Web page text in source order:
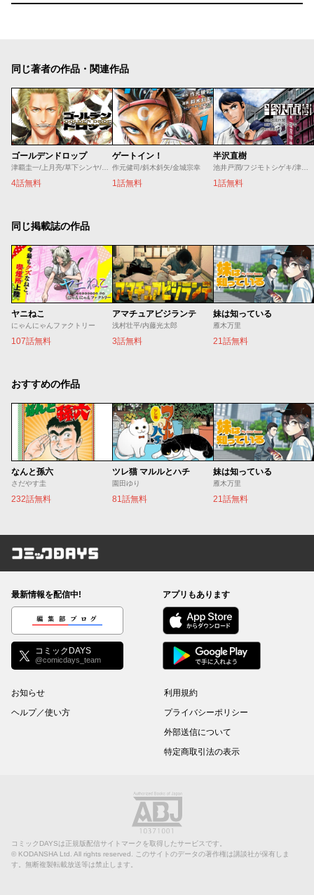
同じ著者の作品・関連作品
ゴールデンドロップ
津覇圭一/上月亮/草下シンヤ/神里純平
4話無料
ゲートイン！
作元健司/斜木斜矢/金城宗幸
1話無料
半沢直樹
池井戸潤/フジモトシゲキ/津覇圭一
1話無料
同じ掲載誌の作品
ヤニねこ
にゃんにゃんファクトリー
107話無料
アマチュアビジランテ
浅村壮平/内藤光太郎
3話無料
妹は知っている
雁木万里
21話無料
おすすめの作品
なんと孫六
さだやす圭
232話無料
ツレ猫 マルルとハチ
園田ゆり
81話無料
妹は知っている
雁木万里
21話無料
コミックDAYS
最新情報を配信中!
編集部ブログ
コミックDAYS
@comicdays_team
アプリもあります
お知らせ
ヘルプ／使い方
利用規約
プライバシーポリシー
外部送信について
特定商取引法の表示
コミックDAYSは正規版配信サイトマークを取得したサービスです。
© KODANSHA Ltd. All rights reserved. このサイトのデータの著作権は講談社が保有しま
す。無断複製転載放送等は禁止します。